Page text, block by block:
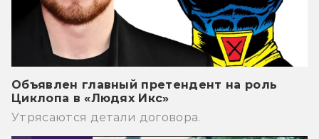
Объявлен главный претендент на роль
Циклопа в «Людях Икс»
Утрясаются детали договора.